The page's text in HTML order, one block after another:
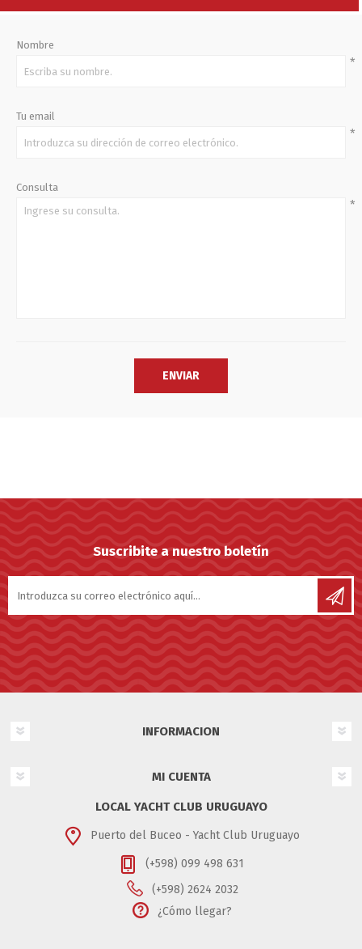
Nombre
*
Tu email
*
Consulta
*
Suscribite a nuestro boletín
INFORMACION
MI CUENTA
LOCAL YACHT CLUB URUGUAYO
Puerto del Buceo - Yacht Club Uruguayo
(+598) 099 498 631
(+598) 2624 2032
¿Cómo llegar?